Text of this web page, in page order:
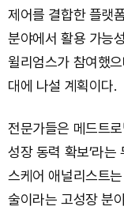
제어를 결합한 플랫
분야에서 활용 가능
윌리엄스가 참여했
대에 나설 계획이다.
전문가들은 메드트
성장 동력 확보’라
스케어 애널리스트
술이라는 고성장 분